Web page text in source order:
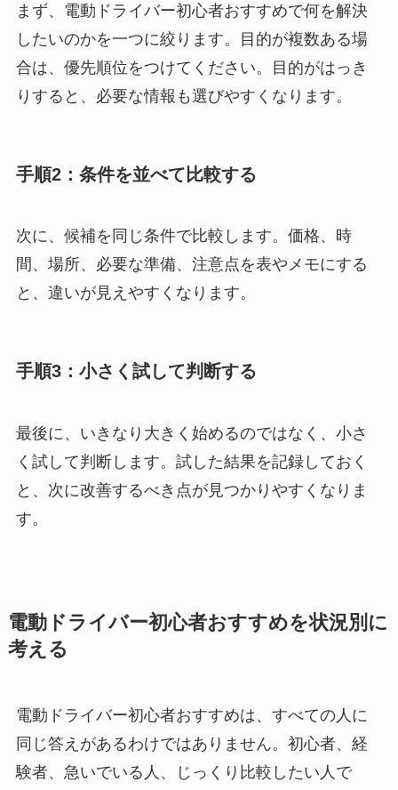
まず、電動ドライバー初心者おすすめで何を解決
したいのかを一つに絞ります。目的が複数ある場
合は、優先順位をつけてください。目的がはっき
りすると、必要な情報も選びやすくなります。
手順2：条件を並べて比較する
次に、候補を同じ条件で比較します。価格、時
間、場所、必要な準備、注意点を表やメモにする
と、違いが見えやすくなります。
手順3：小さく試して判断する
最後に、いきなり大きく始めるのではなく、小さ
く試して判断します。試した結果を記録しておく
と、次に改善するべき点が見つかりやすくなりま
す。
電動ドライバー初心者おすすめを状況別に
考える
電動ドライバー初心者おすすめは、すべての人に
同じ答えがあるわけではありません。初心者、経
験者、急いでいる人、じっくり比較したい人で